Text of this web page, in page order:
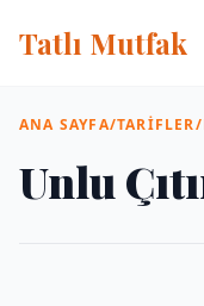
Tatlı Mutfak
ANA SAYFA/TARIFLER/
Unlu